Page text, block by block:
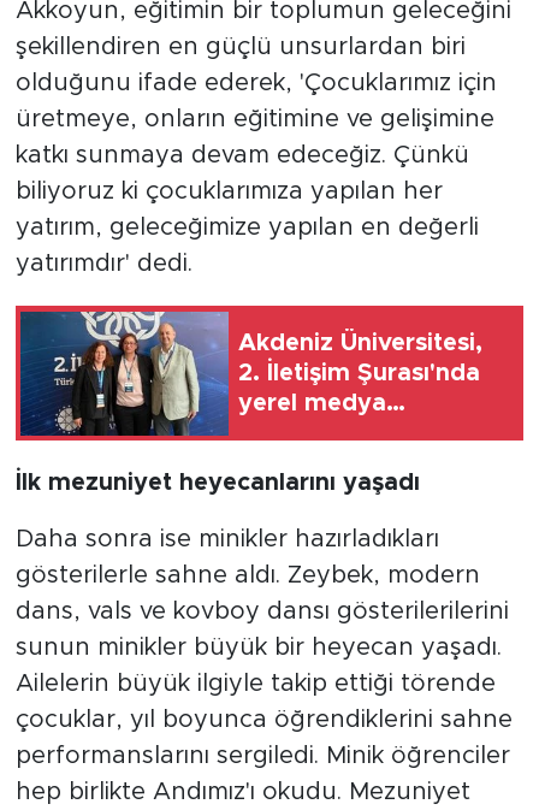
Akkoyun, eğitimin bir toplumun geleceğini
şekillendiren en güçlü unsurlardan biri
olduğunu ifade ederek, 'Çocuklarımız için
üretmeye, onların eğitimine ve gelişimine
katkı sunmaya devam edeceğiz. Çünkü
biliyoruz ki çocuklarımıza yapılan her
yatırım, geleceğimize yapılan en değerli
yatırımdır' dedi.
Akdeniz Üniversitesi,
2. İletişim Şurası'nda
yerel medya
İlk mezuniyet heyecanlarını yaşadı
Daha sonra ise minikler hazırladıkları
gösterilerle sahne aldı. Zeybek, modern
dans, vals ve kovboy dansı gösterilerilerini
sunun minikler büyük bir heyecan yaşadı.
Ailelerin büyük ilgiyle takip ettiği törende
çocuklar, yıl boyunca öğrendiklerini sahne
performanslarını sergiledi. Minik öğrenciler
hep birlikte Andımız'ı okudu. Mezuniyet